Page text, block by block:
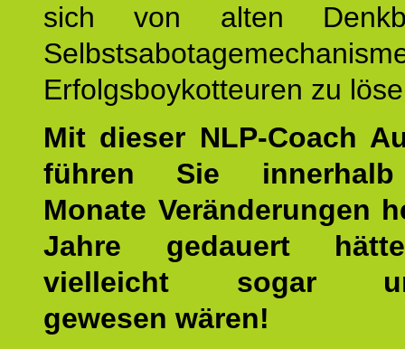
sich von alten
Erfolgsboykotteuren zu
Mit dieser NLP-Coach
führen Sie
Monate Veränderungen
Jahre gedauert
vielleicht sogar
gewesen wären!